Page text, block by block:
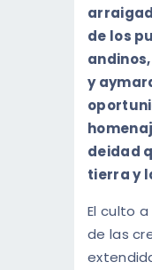
de los
y
deidad
tierra y
El culto
de las